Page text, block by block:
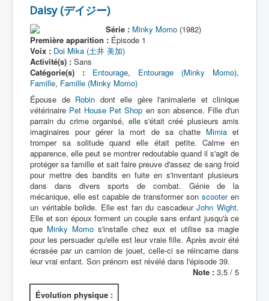
Daisy (デイジー)
Série : Minky Momo(1982)
Première apparition : Épisode 1
Voix : Doi Mika (土井 美加)
Activité(s) : Sans
Catégorie(s) :
Entourage, Entourage (Minky Momo),
Famille, Famille (Minky Momo)
Épouse de Robin dont elle gère l'animalerie et clinique
vétérinaire Pet House Pet Shop en son absence. Fille d'un
parrain du crime organisé, elle s'était créé plusieurs amis
imaginaires pour gérer la mort de sa chatte Mimiaet
tromper sa solitude quand elle était petite. Calme en
apparence, elle peut se montrer redoutable quand il s'agit de
protéger sa famille et sait faire preuve d'assez de sang froid
pour mettre des bandits en fuite en s'inventant plusieurs
dans dans divers sports de combat. Génie de la
mécanique, elle est capable de transformer son scooteren
un véritable bolide. Elle est fan du cascadeurJohn Wight.
Elle et son époux forment un couple sans enfant jusqu'à ce
que Minky Momo s'installe chez eux et utilise sa magie
pour les persuader qu'elle est leur vraie fille. Après avoir été
écrasée par un camion de jouet, celle-ci se réincarne dans
leur vrai enfant. Son prénom est révélé dans l'épisode 39.
Note : 3,5 / 5
Évolution physique :